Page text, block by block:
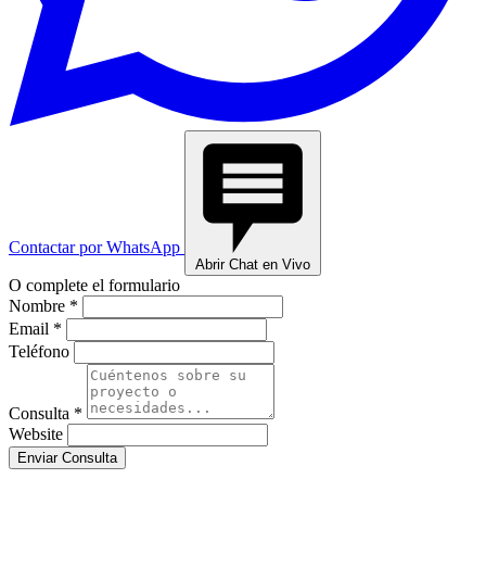
Contactar por WhatsApp
Abrir Chat en Vivo
O complete el formulario
Nombre *
Email *
Teléfono
Consulta *
Website
Enviar Consulta